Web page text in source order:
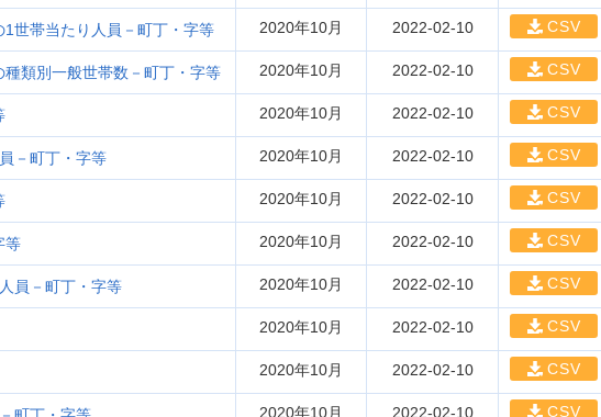
世帯当たり人員－町丁・字等 2020年10月 2022-02-10 CSV
類別一般世帯数－町丁・字等 2020年10月 2022-02-10 CSV
2020年10月 2022-02-10 CSV
－町丁・字等 2020年10月 2022-02-10 CSV
2020年10月 2022-02-10 CSV
等 2020年10月 2022-02-10 CSV
員－町丁・字等 2020年10月 2022-02-10 CSV
2020年10月 2022-02-10 CSV
2020年10月 2022-02-10 CSV
2020年10月 2022-02-10 CSV